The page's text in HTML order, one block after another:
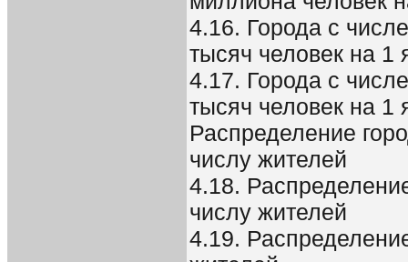
4.16. Города с
тысяч человек на 1
4.17. Города с
тысяч человек на 1
Распределение
числу жителей
4.18.
числу жителей
4.19.